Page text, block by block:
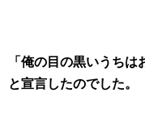
「俺の目の黒いうちは
と宣言したのでした。